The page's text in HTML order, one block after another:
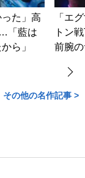
た」高
「藍は
ら」
「エ
トン
前腕
その他の名作記事 >